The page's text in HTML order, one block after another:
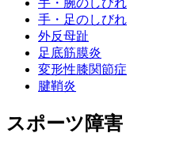
手・腕のしびれ
手・足のしびれ
外反母趾
足底筋膜炎
変形性膝関節症
腱鞘炎
スポーツ障害